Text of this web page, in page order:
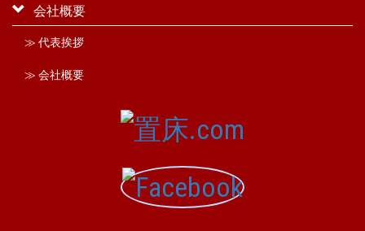
会社概要
≫ 代表挨拶
≫ 会社概要